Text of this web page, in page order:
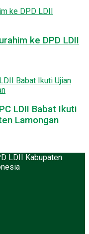
ke DPD LDII
LDII Babat Ikuti
Lamongan
LDII Kabupaten